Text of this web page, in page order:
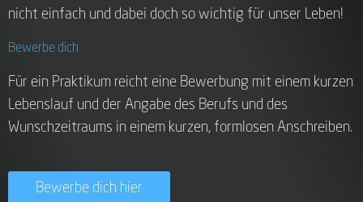
nicht einfach und dabei doch so wichtig für unser Leben!
Bewerbe dich
Für ein Praktikum reicht eine Bewerbung mit einem kurzen
Lebenslauf und der Angabe des Berufs und des
Wunschzeitraums in einem kurzen, formlosen Anschreiben.
Bewerbe dich hier